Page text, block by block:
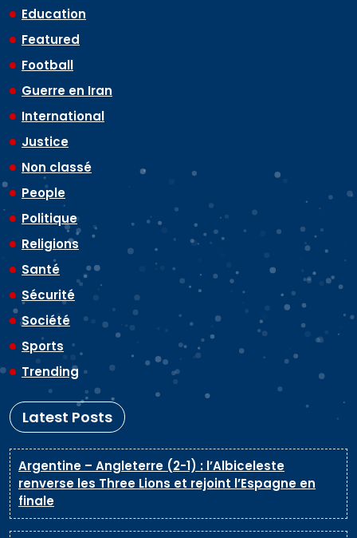
Education
Featured
Football
Guerre en Iran
International
Justice
Non classé
People
Politique
Religions
Santé
Sécurité
Société
Sports
Trending
Latest Posts
Argentine – Angleterre (2-1) : l’Albiceleste
renverse les Three Lions et rejoint l’Espagne en
finale